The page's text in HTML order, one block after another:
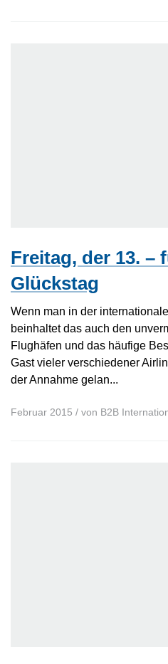
Freitag, der 13. –
Glückstag
Wenn man in der
beinhaltet das auch den
Flughäfen und das häufige
Gast vieler verschiedener
der Annahme gelan...
Februar 2015 / von B2B